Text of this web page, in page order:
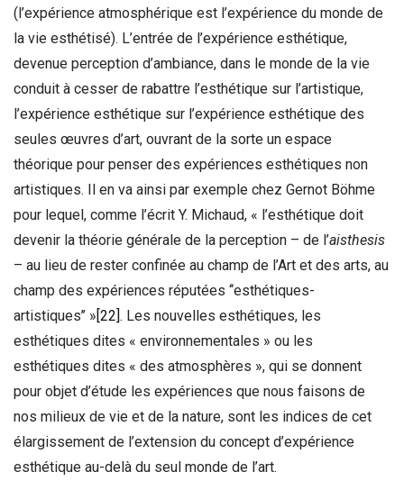
(l’expérience atmosphérique est l’expérience du monde de
la vie esthétisé). L’entrée de l’expérience esthétique,
devenue perception d’ambiance, dans le monde de la vie
conduit à cesser de rabattre l’esthétique sur l’artistique,
l’expérience esthétique sur l’expérience esthétique des
seules œuvres d’art, ouvrant de la sorte un espace
théorique pour penser des expériences esthétiques non
artistiques. Il en va ainsi par exemple chez Gernot Böhme
pour lequel, comme l’écrit Y. Michaud, « l’esthétique doit
devenir la théorie générale de la perception – de l’aisthesis
– au lieu de rester confinée au champ de l’Art et des arts, au
champ des expériences réputées ‘‘esthétiques-
artistiques’’ » [22] . Les nouvelles esthétiques, les
esthétiques dites « environnementales » ou les
esthétiques dites « des atmosphères », qui se donnent
pour objet d’étude les expériences que nous faisons de
nos milieux de vie et de la nature, sont les indices de cet
élargissement de l’extension du concept d’expérience
esthétique au-delà du seul monde de l’art.